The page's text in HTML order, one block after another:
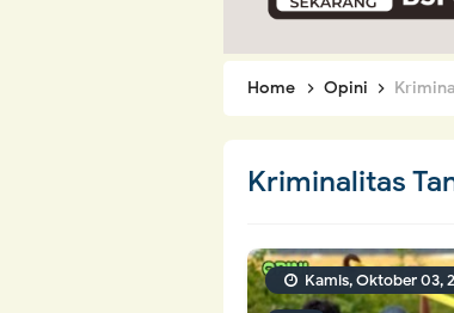
Home Opini
Kriminalitas
Kamis, Oktober 03,